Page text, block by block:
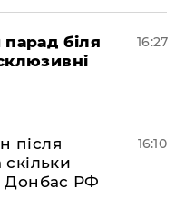
біля
16:27
після
скільки
Донбас РФ
16:10